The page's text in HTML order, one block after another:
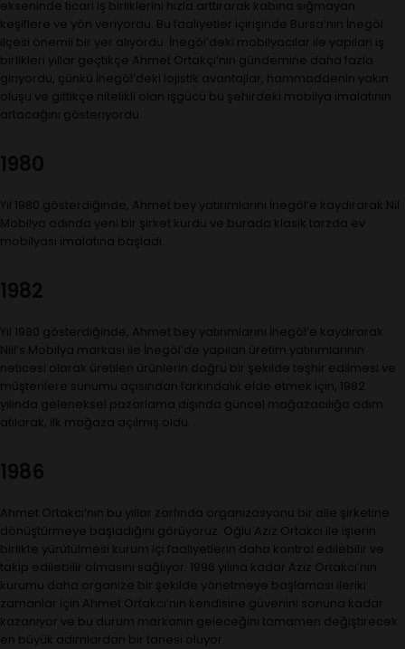
ekseninde ticari iş birliklerini hızla arttırarak kabına sığmayan
keşiflere ve yön veriyordu. Bu faaliyetler içirişinde Bursa’nın İnegöl
ilçesi önemli bir yer alıyordu. İnegöl’deki mobilyacılar ile yapılan iş
birlikleri yıllar geçtikçe Ahmet Ortakçı’nın gündemine daha fazla
giriyordu, çünkü İnegöl’deki lojistik avantajlar, hammaddenin yakın
oluşu ve gittikçe nitelikli olan işgücü bu şehirdeki mobilya imalatının
artacağını gösteriyordu.
1980
Yıl 1980 gösterdiğinde, Ahmet bey yatırımlarını İnegöl’e kaydırarak Nil
Mobilya adında yeni bir şirket kurdu ve burada klasik tarzda ev
mobilyası imalatına başladı.
1982
Yıl 1980 gösterdiğinde, Ahmet bey yatırımlarını İnegöl’e kaydırarak
Nill’s Mobilya markası ile İnegöl’de yapılan üretim yatırımlarının
neticesi olarak üretilen ürünlerin doğru bir şekilde teşhir edilmesi ve
müşterilere sunumu açısından farkındalık elde etmek için, 1982
yılında geleneksel pazarlama dışında güncel mağazacılığa adım
atılarak, ilk mağaza açılmış oldu.
1986
Ahmet Ortakcı’nın bu yıllar zarfında organizasyonu bir aile şirketine
dönüştürmeye başladığını görüyoruz. Oğlu Aziz Ortakcı ile işlerin
birlikte yürütülmesi kurum içi faaliyetlerin daha kontrol edilebilir ve
takip edilebilir olmasını sağlıyor. 1996 yılına kadar Aziz Ortakcı’nın
kurumu daha organize bir şekilde yönetmeye başlaması ileriki
zamanlar için Ahmet Ortakcı’nın kendisine güvenini sonuna kadar
kazanıyor ve bu durum markanın geleceğini tamamen değiştirecek
en büyük adımlardan bir tanesi oluyor.